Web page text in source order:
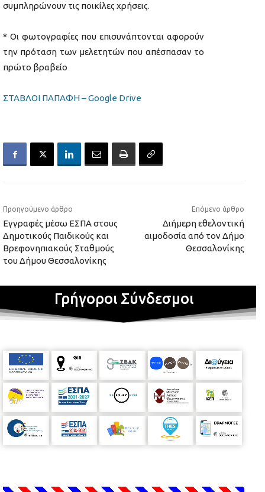
συμπληρώνουν τις ποικίλες χρήσεις.
* Οι φωτογραφίες που επισυνάπτονται αφορούν
την πρόταση των μελετητών που απέσπασαν το
πρώτο βραβείο
ΣΤΑΒΛΟΙ ΠΑΠΑΦΗ – Google Drive
Προηγούμενο άρθρο
Εγγραφές μέσω ΕΣΠΑ στους
Δημοτικούς Παιδικούς και
Βρεφονηπιακούς Σταθμούς
του Δήμου Θεσσαλονίκης
Επόμενο άρθρο
Διήμερη εθελοντική
αιμοδοσία από τον Δήμο
Θεσσαλονίκης
Γρήγοροι Σύνδεσμοι